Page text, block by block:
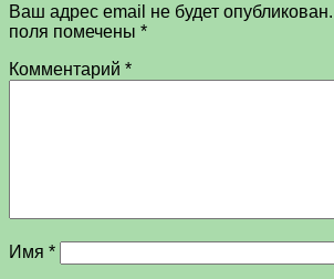
Ваш адрес email не будет опубликован.
поля помечены *
Комментарий *
Имя *